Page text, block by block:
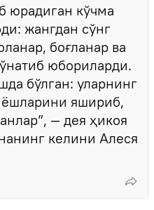
юрадиган кўчма
жангдан сўнг
боғланар ва
юбориларди.
бўлган: уларнинг
яшириб,
— дея ҳикоя
келини Алеся